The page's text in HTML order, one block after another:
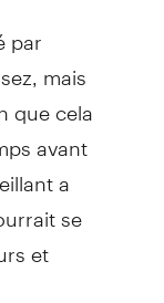
par
mais
que cela
avant
a
se
et